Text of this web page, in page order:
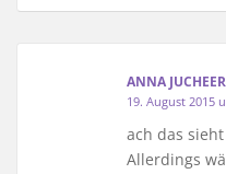
ANNA
19. August 2015
ach das
Allerdings